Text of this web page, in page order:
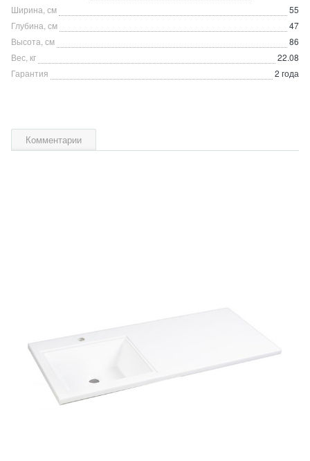
Ширина, см
55
Глубина, см
47
Высота, см
86
Вес, кг
22.08
Гарантия
2 года
Комментарии